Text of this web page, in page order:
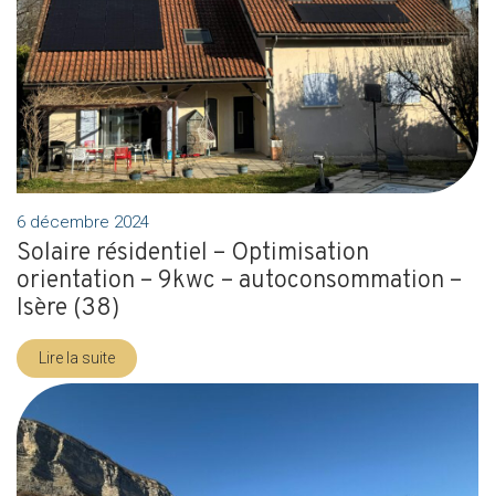
6 décembre 2024
Solaire résidentiel – Optimisation
orientation – 9kwc – autoconsommation –
Isère (38)
Lire la suite